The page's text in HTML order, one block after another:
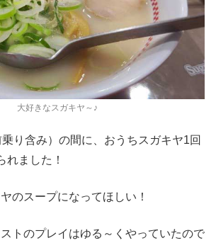
大好きなスガキヤ～♪
り含み）の間に、おうちスガキヤ1回
れました！
のスープになってほしい！
トのプレイはゆる～くやっていたので